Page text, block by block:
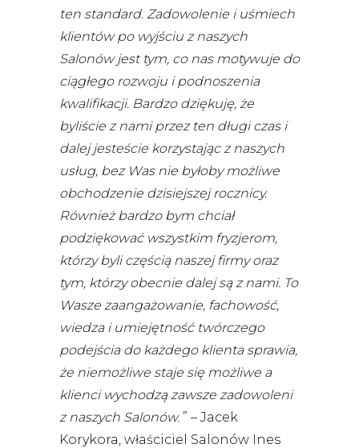
ten standard. Zadowolenie i uśmiech
klientów po wyjściu z naszych
Salonów jest tym, co nas motywuje do
ciągłego rozwoju i podnoszenia
kwalifikacji. Bardzo dziękuję, że
byliście z nami przez ten długi czas i
dalej jesteście korzystając z naszych
usług, bez Was nie byłoby możliwe
obchodzenie dzisiejszej rocznicy.
Również bardzo bym chciał
podziękować wszystkim fryzjerom,
którzy byli częścią naszej firmy oraz
tym, którzy obecnie dalej są z nami. To
Wasze zaangażowanie, fachowość,
wiedza i umiejętność twórczego
podejścia do każdego klienta sprawia,
że niemożliwe staje się możliwe a
klienci wychodzą zawsze zadowoleni
z naszych Salonów. ” – Jacek
Korykora, właściciel Salonów Ines